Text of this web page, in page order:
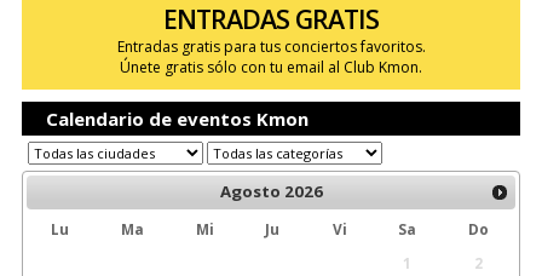
ENTRADAS GRATIS
Entradas gratis para tus conciertos favoritos.
Únete gratis sólo con tu email al Club Kmon.
Calendario de eventos Kmon
Agosto 2026
Lu Ma Mi Ju Vi Sa
Do
1
2